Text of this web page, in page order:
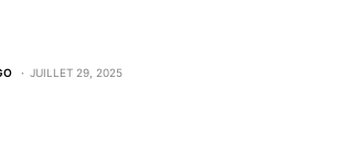
JUILLET 29, 2025